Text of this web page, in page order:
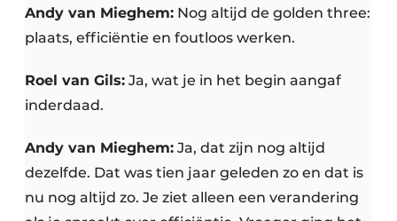
Andy van Mieghem: Nog altijd de golden three:
plaats, efficiëntie en foutloos werken.
Roel van Gils: Ja, wat je in het begin aangaf
inderdaad.
Andy van Mieghem: Ja, dat zijn nog altijd
dezelfde. Dat was tien jaar geleden zo en dat is
nu nog altijd zo. Je ziet alleen een verandering